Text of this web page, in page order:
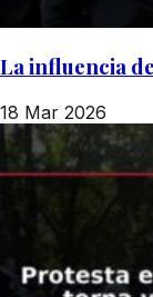
La influencia
18 Mar 2026